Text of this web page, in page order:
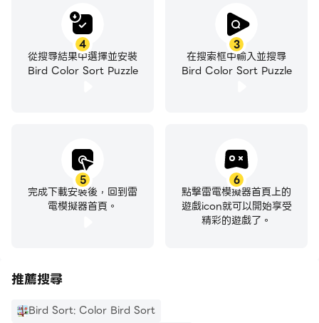
3
在搜索框中輸入並搜尋
Bird Color Sort Puzzle
4
從搜尋結果中選擇並安裝
Bird Color Sort Puzzle
5
完成下載安裝後，回到雷
電模擬器首頁。
6
點擊雷電模擬器首頁上的
遊戲icon就可以開始享受
精彩的遊戲了。
推薦搜尋
Bird Sort: Color Bird Sort